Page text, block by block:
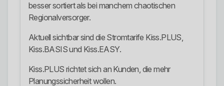
besser sortiert als bei manchem chaotischen
Regionalversorger.
Aktuell sichtbar sind die Stromtarife Kiss.PLUS,
Kiss.BASIS und Kiss.EASY.
Kiss.PLUS richtet sich an Kunden, die mehr
Planungssicherheit wollen.